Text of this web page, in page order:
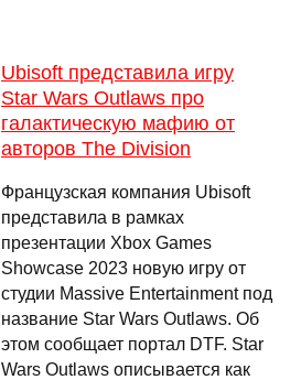
Ubisoft представила игру
Star Wars Outlaws про
галактическую мафию от
авторов The Division
Французская компания Ubisoft
представила в рамках
презентации Xbox Games
Showcase 2023 новую игру от
студии Massive Entertainment под
название Star Wars Outlaws. Об
этом сообщает портал DTF. Star
Wars Outlaws описывается как